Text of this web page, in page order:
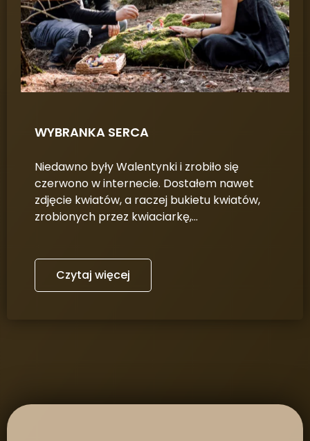
WYBRANKA SERCA
Niedawno były Walentynki i zrobiło się
czerwono w internecie. Dostałem nawet
zdjęcie kwiatów, a raczej bukietu kwiatów,
zrobionych przez kwiaciarkę,…
Czytaj więcej